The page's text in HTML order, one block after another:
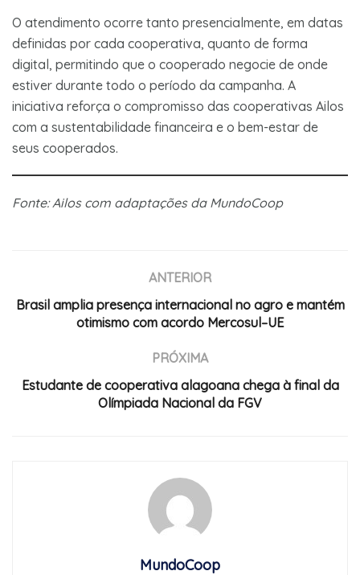
O atendimento ocorre tanto presencialmente, em datas
definidas por cada cooperativa, quanto de forma
digital, permitindo que o cooperado negocie de onde
estiver durante todo o período da campanha. A
iniciativa reforça o compromisso das cooperativas Ailos
com a sustentabilidade financeira e o bem-estar de
seus cooperados.
Fonte: Ailos com adaptações da MundoCoop
ANTERIOR
Brasil amplia presença internacional no agro e mantém
otimismo com acordo Mercosul–UE
PRÓXIMA
Estudante de cooperativa alagoana chega à final da
Olímpiada Nacional da FGV
MundoCoop